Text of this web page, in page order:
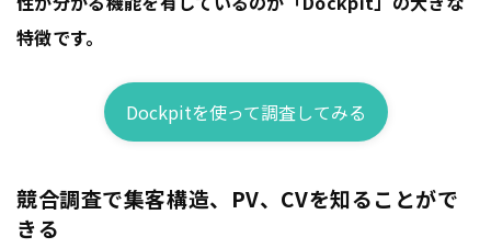
特徴です。
Dockpitを使って調査してみる
競合調査で集客構造、PV、CVを知ることがで
きる